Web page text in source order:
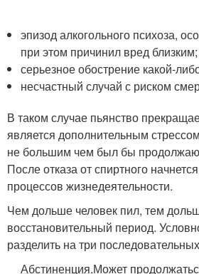
эпизод алкогольного психоза,
при этом причинил вред близким;
серьезное обострение какой-
несчастный случай с риском
В таком случае пьянство
является дополнительным
не большим чем был бы
После отказа от спиртного
процессов жизнедеятельности.
Чем дольше человек пил, тем
восстановительный период.
разделить на три
Абстиненция.Может